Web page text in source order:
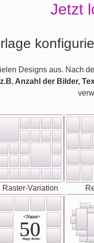
Jetzt
Designs aus. Nach
Anzahl der Bilder,
Raster-Variation
<Name>
50
-Happy Birday-